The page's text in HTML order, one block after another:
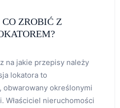
ZROBIĆ Z
na jakie przepisy należy
lokatora to
obwarowany określonymi
Właściciel nieruchomości